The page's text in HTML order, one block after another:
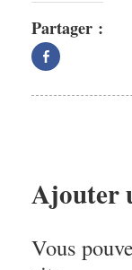
Partager :
Partager
sur
une
Ajouter
Vous